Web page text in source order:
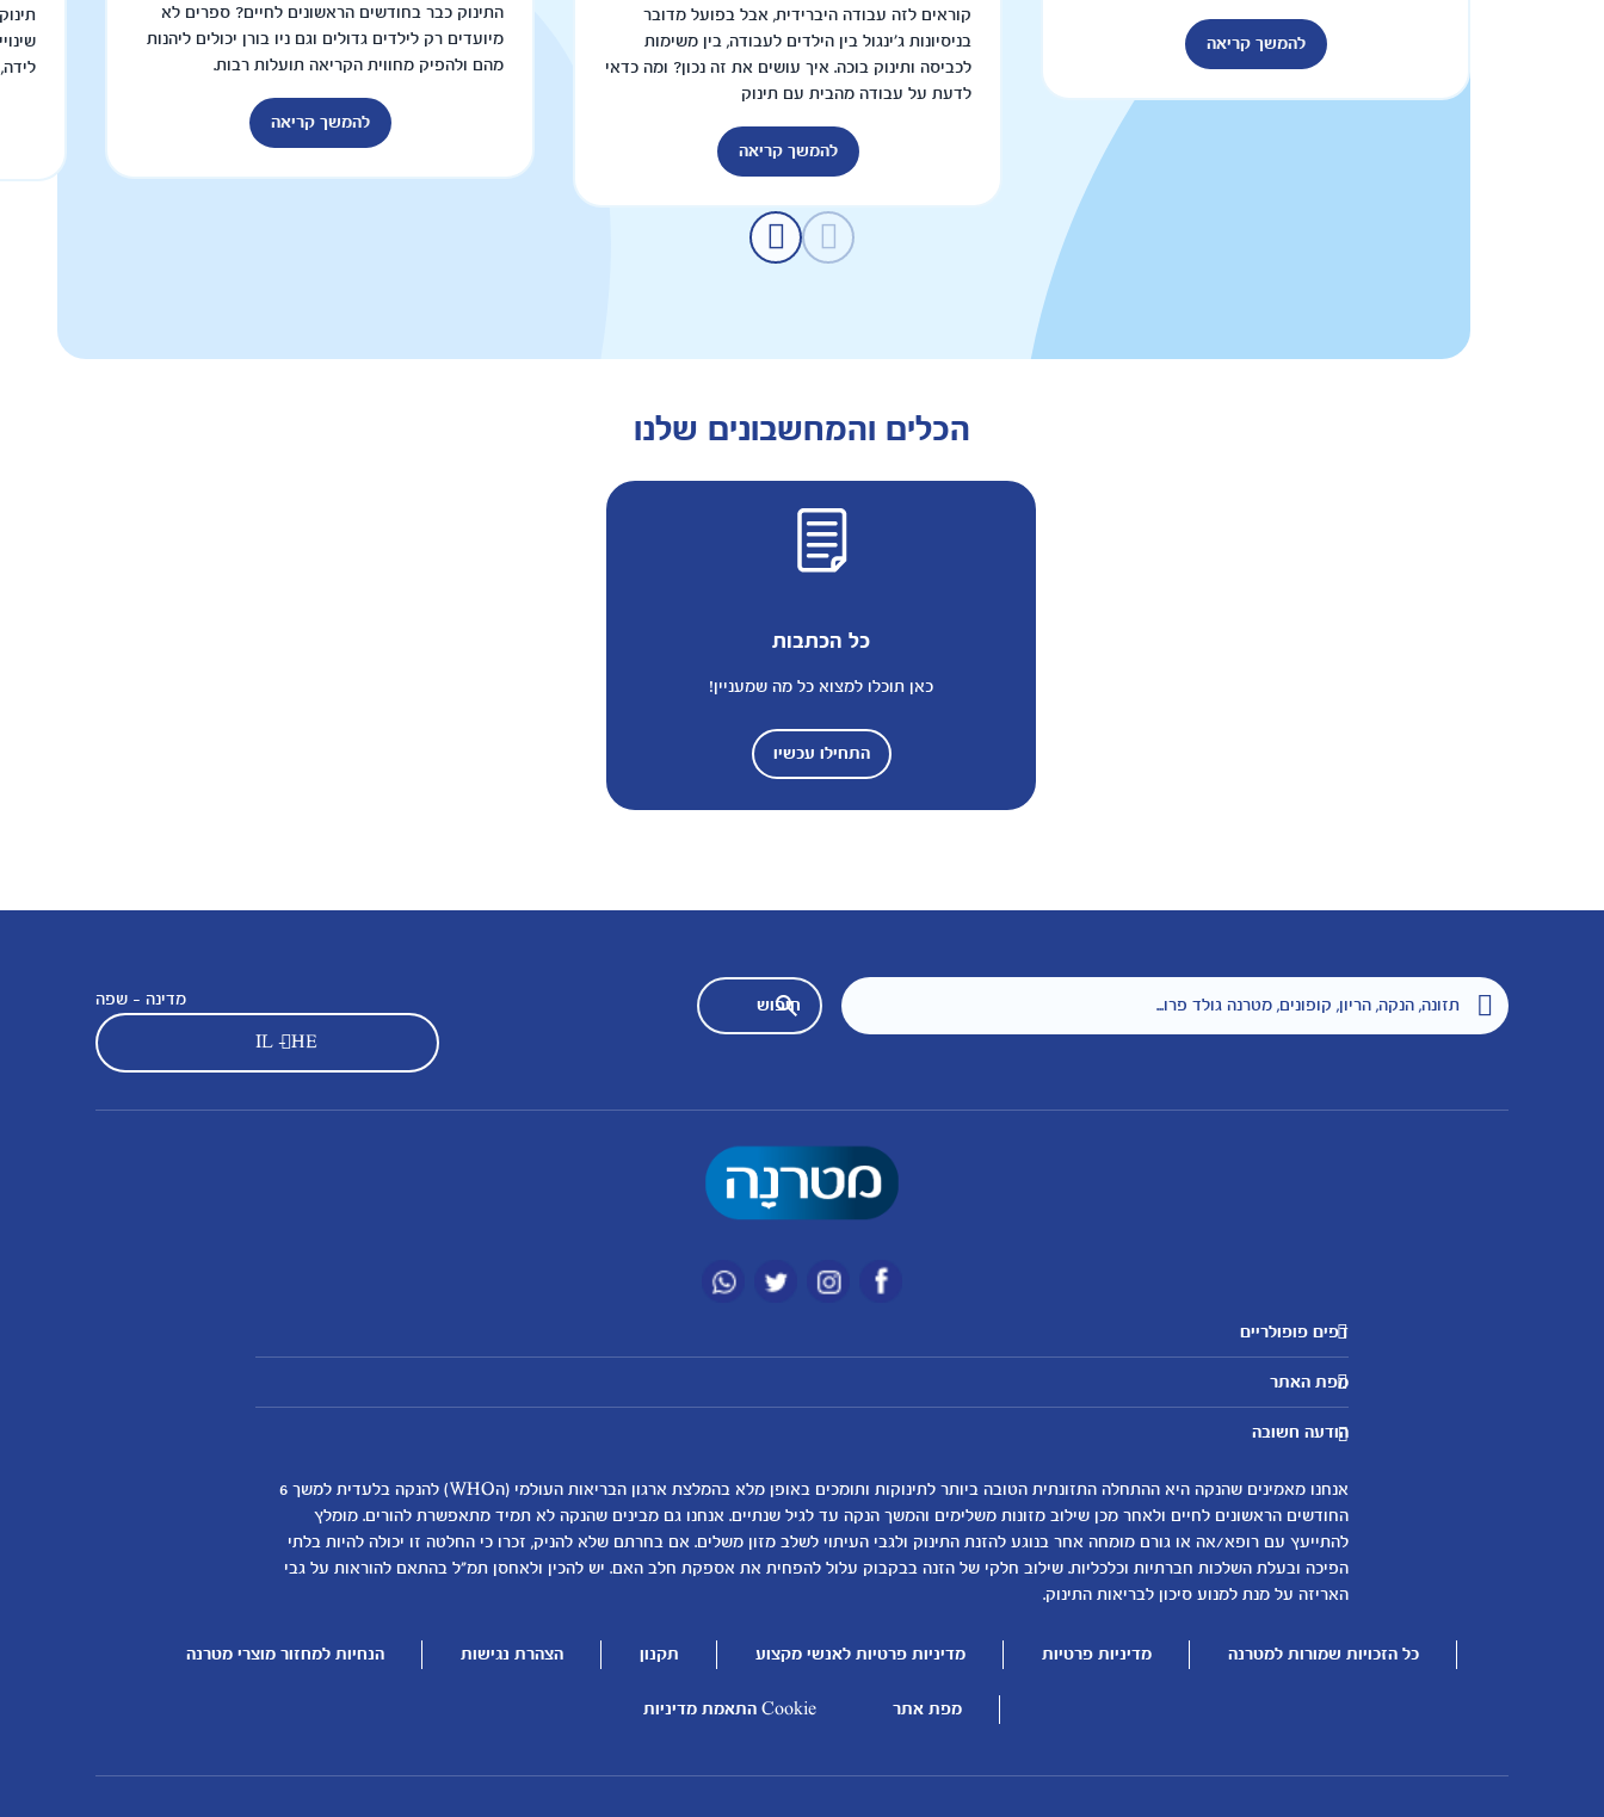
להמשך קריאה
קוראים לזה עבודה היברידית, אבל בפועל מדובר
בניסיונות ג'ינגול בין הילדים לעבודה, בין משימות
לכביסה ותינוק בוכה. איך עושים את זה נכון? ומה כדאי
לדעת על עבודה מהבית עם תינוק
להמשך קריאה
התינוק כבר בחודשים הראשונים לחיים? ספרים לא
מיועדים רק לילדים גדולים וגם ניו בורן יכולים ליהנות
מהם ולהפיק מחווית הקריאה תועלות רבות.
להמשך קריאה
הכלים והמחשבונים שלנו
כל הכתבות
כאן תוכלו למצוא כל מה שמעניין!
התחילו עכשיו
מדינה - שפה
IL - HE
דפים פופולריים
מטרנה לשירותכם
היועצות שלנו
שאלות נפוצות
אודות
لموقع متيرنا باللغة العربية
מועדון מטרנה
רכישת מוצרים
מפת האתר
אבני דרך
לקראת הריון
0-6 חודשים
6-12 חודשים
12-24 חודשים
נושאים
תזונה ובריאות בהריון
שמות לתינוקות
התפתחות התינוק
להיות הורים
כלים ומחשבונים
מחשבון שמות
מחשבון התפתחות וגדילת התינוק
מתכונים לתינוקות
שמות לבנים
הודעה חשובה
אנחנו מאמינים שהנקה היא ההתחלה התזונתית הטובה ביותר לתינוקות ותומכים באופן מלא בהמלצת ארגון הבריאות העולמי (הWHO) להנקה בלעדית למשך 6
החודשים הראשונים לחיים ולאחר מכן שילוב מזונות משלימים והמשך הנקה עד לגיל שנתיים. אנחנו גם מבינים שהנקה לא תמיד מתאפשרת להורים. מומלץ
להתייעץ עם רופא/אה או גורם מומחה אחר בנוגע להזנת התינוק ולגבי העיתוי לשלב מזון משלים. אם בחרתם שלא להניק, זכרו כי החלטה זו יכולה להיות בלתי
הפיכה ובעלת השלכות חברתיות וכלכליות. שילוב חלקי של הזנה בבקבוק עלול להפחית את אספקת חלב האם. יש להכין ולאחסן תמ"ל בהתאם להוראות על גבי
האריזה על מנת למנוע סיכון לבריאות התינוק.
כל הזכויות שמורות למטרנה מדיניות פרטיות מדיניות פרטיות לאנשי מקצוע תקנון הצהרת נגישות הנחיות למחזור מוצרי מטרנה
מפת אתר Cookie התאמת מדיניות